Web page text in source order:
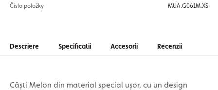
Číslo položky MUA.G061M.XS
Descriere Specificatii Accesorii Recenzii
Căști Melon din material special ușor, cu un design